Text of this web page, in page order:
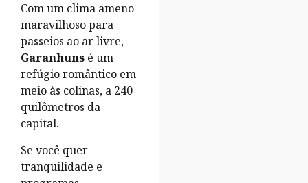
Com um clima ameno
maravilhoso para
passeios ao ar livre,
Garanhuns é um
refúgio romântico em
meio às colinas, a 240
quilômetros da
capital.
Se você quer
tranquilidade e